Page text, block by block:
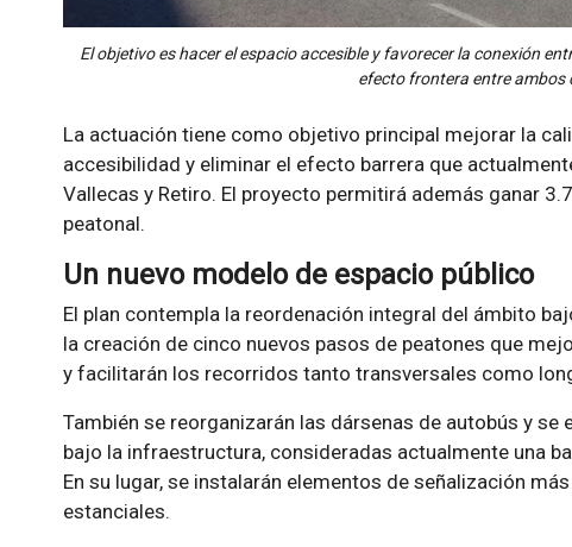
El objetivo es hacer el espacio accesible y favorecer la conexión
efecto frontera entre ambos
La actuación tiene como objetivo principal mejorar la
accesibilidad y eliminar el efecto barrera que
Vallecas y Retiro. El proyecto permitirá además ganar
peatonal.
Un nuevo modelo de espacio público
El plan contempla la reordenación integral del ámbito
la creación de cinco nuevos pasos de peatones que
y facilitarán los recorridos tanto transversales como
También se reorganizarán las dársenas de autobús y
bajo la infraestructura, consideradas actualmente una
En su lugar, se instalarán elementos de señalización
estanciales.